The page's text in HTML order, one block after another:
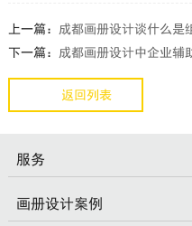
上一篇： 成都画册设计谈什么是
下一篇： 成都画册设计中企业辅
返回列表
服务
画册设计案例